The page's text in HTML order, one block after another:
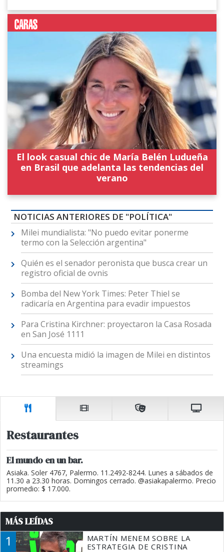
El look casual chic de María Belén Ludueña
en Brasil que adelanta las tendencias del
verano
NOTICIAS ANTERIORES DE "POLÍTICA"
Milei mundialista: "No puedo evitar ponerme
termo con la Selección argentina"
Quién es el senador peronista que busca crear un
registro oficial de ovnis
Bomba del New York Times: Peter Thiel se
radicaría en Argentina para evadir impuestos
Para Cristina Kirchner: proyectaron la Casa Rosada
en San José 1111
Una encuesta midió la imagen de Milei en distintos
streamings
Restaurantes
El mundo en un bar.
Asiaka. Soler 4767, Palermo. 11.2492-8244. Lunes a sábados de
11.30 a 23.30 horas. Domingos cerrado. @asiakapalermo. Precio
promedio: $ 17.000.
MÁS LEÍDAS
1
MARTÍN MENEM SOBRE LA
ESTRATEGIA DE CRISTINA